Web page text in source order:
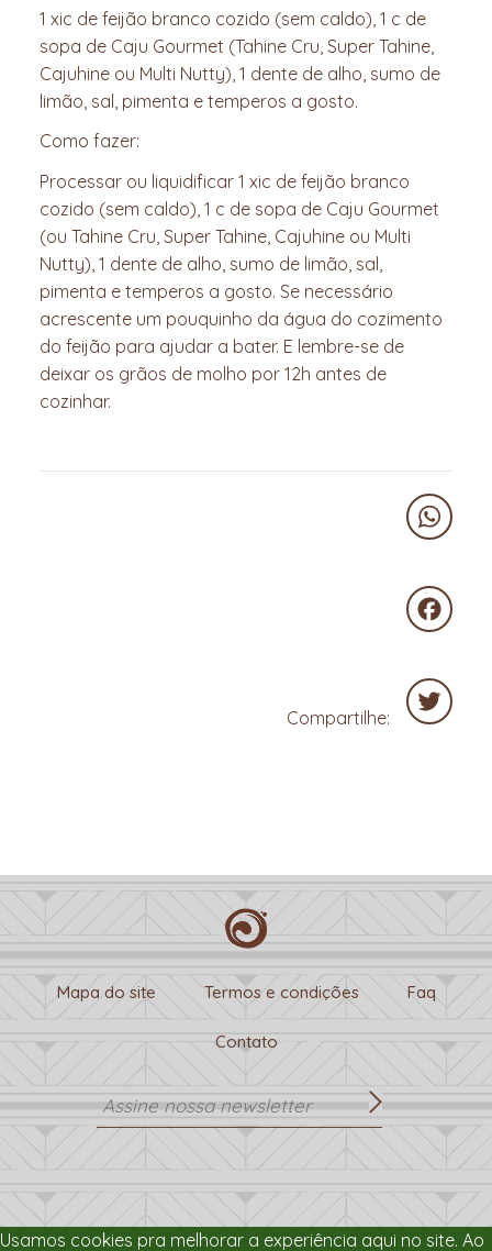
1 xic de feijão branco cozido (sem caldo), 1 c de
sopa de Caju Gourmet (Tahine Cru, Super Tahine,
Cajuhine ou Multi Nutty), 1 dente de alho, sumo de
limão, sal, pimenta e temperos a gosto.
Como fazer:
Processar ou liquidificar 1 xic de feijão branco
cozido (sem caldo), 1 c de sopa de Caju Gourmet
(ou Tahine Cru, Super Tahine, Cajuhine ou Multi
Nutty), 1 dente de alho, sumo de limão, sal,
pimenta e temperos a gosto. Se necessário
acrescente um pouquinho da água do cozimento
do feijão para ajudar a bater. E lembre-se de
deixar os grãos de molho por 12h antes de
cozinhar.
Compartilhe:
Mapa do site Termos e condições Faq
Contato
Usamos cookies pra melhorar a experiência aqui no site. Ao